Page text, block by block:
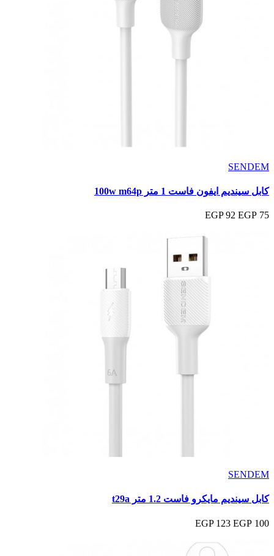
SENDEM
كابل سينديم ايفون فاست 1 متر 100w m64p
75 EGP
92 EGP
SENDEM
كابل سينديم مايكرو فاست 1.2 متر t29a
100 EGP
123 EGP